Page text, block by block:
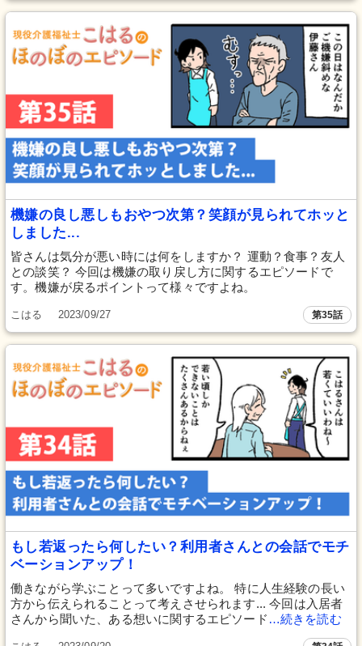
機嫌の良し悪しもおやつ次第？笑顔が見られてホッと
しました...
皆さんは気分が悪い時には何をしますか？ 運動？食事？友人
との談笑？ 今回は機嫌の取り戻し方に関するエピソードで
す。機嫌が戻るポイントって様々ですよね。
こはる 2023/09/27 第35話
もし若返ったら何したい？利用者さんとの会話でモチ
ベーションアップ！
働きながら学ぶことって多いですよね。 特に人生経験の長い
方から伝えられることって考えさせられます... 今回は入居者
さんから聞いた、ある想いに関するエピソード …続きを読む